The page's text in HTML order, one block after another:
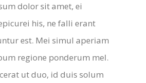
dolor sit amet, ei
his, ne falli erant
est. Mei simul aperiam
regione ponderum mel.
ut duo, id duis solum